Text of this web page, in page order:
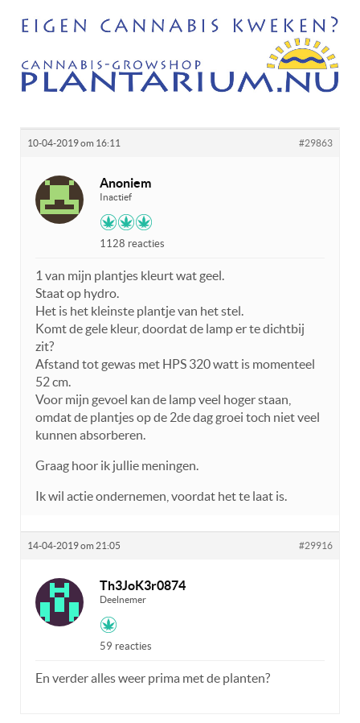
10-04-2019 om 16:11 #29863
Anoniem
Inactief
1128 reacties
1 van mijn plantjes kleurt wat geel.
Staat op hydro.
Het is het kleinste plantje van het stel.
Komt de gele kleur, doordat de lamp er te dichtbij
zit?
Afstand tot gewas met HPS 320 watt is momenteel
52 cm.
Voor mijn gevoel kan de lamp veel hoger staan,
omdat de plantjes op de 2de dag groei toch niet veel
kunnen absorberen.
Graag hoor ik jullie meningen.
Ik wil actie ondernemen, voordat het te laat is.
14-04-2019 om 21:05 #29916
Th3JoK3r0874
Deelnemer
59 reacties
En verder alles weer prima met de planten?